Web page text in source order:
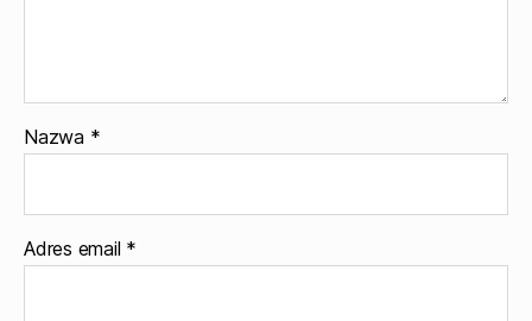
Nazwa *
Adres email *